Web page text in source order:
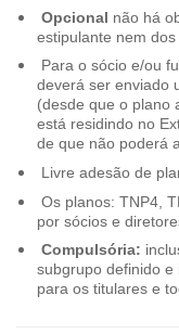
Opcional não há
estipulante nem
Para o sócio e/ou
deverá ser enviado
(desde que o plano
está residindo no
de que não poderá
Livre adesão de
Os planos: TNP4,
por sócios e
Compulsória:
subgrupo definido
para os titulares e